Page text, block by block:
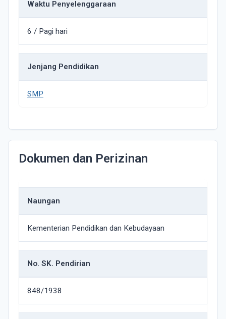
Waktu Penyelenggaraan
6 / Pagi hari
Jenjang Pendidikan
SMP
Dokumen dan Perizinan
Naungan
Kementerian Pendidikan dan Kebudayaan
No. SK. Pendirian
848/1938